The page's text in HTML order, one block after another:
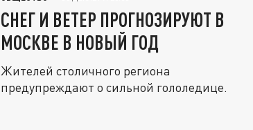
СНЕГ И ВЕТЕР ПРОГНОЗИРУЮТ В
МОСКВЕ В НОВЫЙ ГОД
Жителей столичного региона
предупреждают о сильной гололедице.